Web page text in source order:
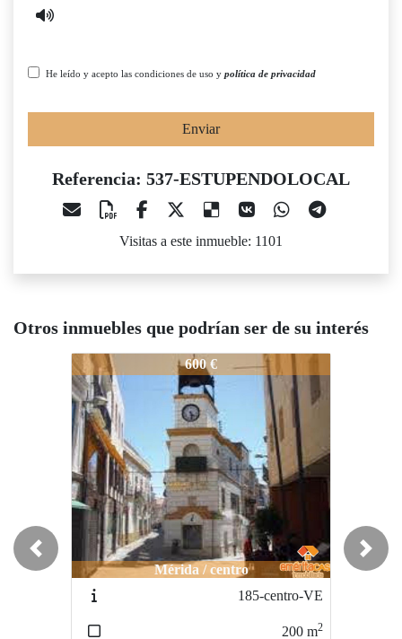
He leído y acepto las condiciones de uso y política de privacidad
Enviar
Referencia: 537-ESTUPENDOLOCAL
Visitas a este inmueble: 1101
Otros inmuebles que podrían ser de su interés
537-ESTUPENDOLOCAL
Mérida / centro
185-centro-VE
537-ESTUPENDOLOCAL
700 €
Mérida / centro
254-centro-AL
Previous Next